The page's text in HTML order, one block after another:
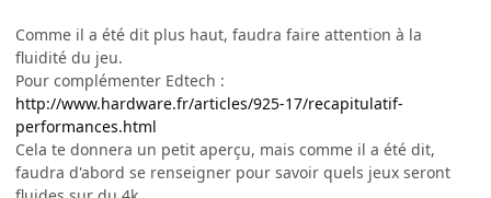
Comme il a été dit plus haut, faudra faire attention à la
fluidité du jeu.
Pour complémenter Edtech :
http://www.hardware.fr/articles/925-17/recapitulatif-
performances.html
Cela te donnera un petit aperçu, mais comme il a été dit,
faudra d'abord se renseigner pour savoir quels jeux seront